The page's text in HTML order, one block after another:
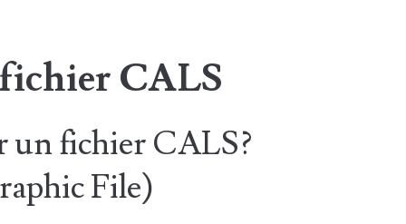
CALS
fichier CALS?
File)